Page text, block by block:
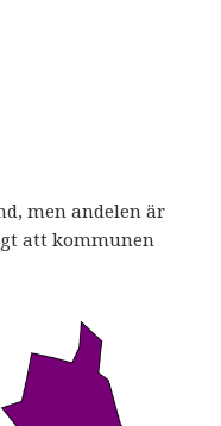
men andelen är
att kommunen